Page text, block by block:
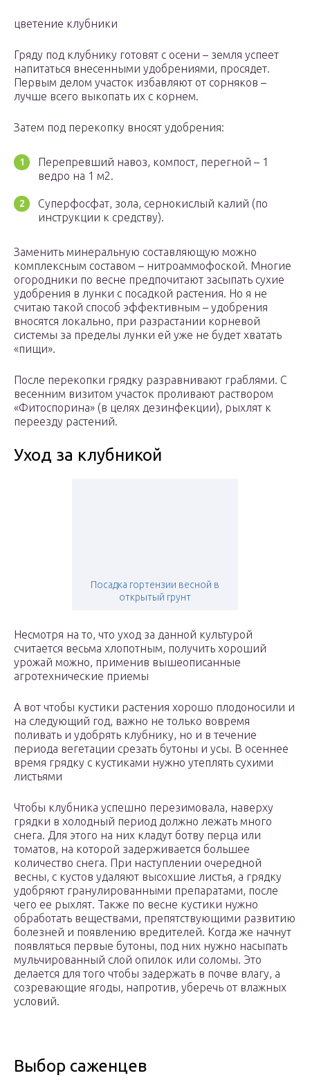
цветение клубники
Гряду под клубнику готовят с осени – земля успеет
напитаться внесенными удобрениями, просядет.
Первым делом участок избавляют от сорняков –
лучше всего выкопать их с корнем.
Затем под перекопку вносят удобрения:
Перепревший навоз, компост, перегной – 1
ведро на 1 м2.
Суперфосфат, зола, сернокислый калий (по
инструкции к средству).
Заменить минеральную составляющую можно
комплексным составом – нитроаммофоской. Многие
огородники по весне предпочитают засыпать сухие
удобрения в лунки с посадкой растения. Но я не
считаю такой способ эффективным – удобрения
вносятся локально, при разрастании корневой
системы за пределы лунки ей уже не будет хватать
«пищи».
После перекопки грядку разравнивают граблями. С
весенним визитом участок проливают раствором
«Фитоспорина» (в целях дезинфекции), рыхлят к
переезду растений.
Уход за клубникой
Посадка гортензии весной в
открытый грунт
Несмотря на то, что уход за данной культурой
считается весьма хлопотным, получить хороший
урожай можно, применив вышеописанные
агротехнические приемы
А вот чтобы кустики растения хорошо плодоносили и
на следующий год, важно не только вовремя
поливать и удобрять клубнику, но и в течение
периода вегетации срезать бутоны и усы. В осеннее
время грядку с кустиками нужно утеплять сухими
листьями
Чтобы клубника успешно перезимовала, наверху
грядки в холодный период должно лежать много
снега. Для этого на них кладут ботву перца или
томатов, на которой задерживается большее
количество снега. При наступлении очередной
весны, с кустов удаляют высохшие листья, а грядку
удобряют гранулированными препаратами, после
чего ее рыхлят. Также по весне кустики нужно
обработать веществами, препятствующими развитию
болезней и появлению вредителей. Когда же начнут
появляться первые бутоны, под них нужно насыпать
мульчированный слой опилок или соломы. Это
делается для того чтобы задержать в почве влагу, а
созревающие ягоды, напротив, уберечь от влажных
условий.
Выбор саженцев